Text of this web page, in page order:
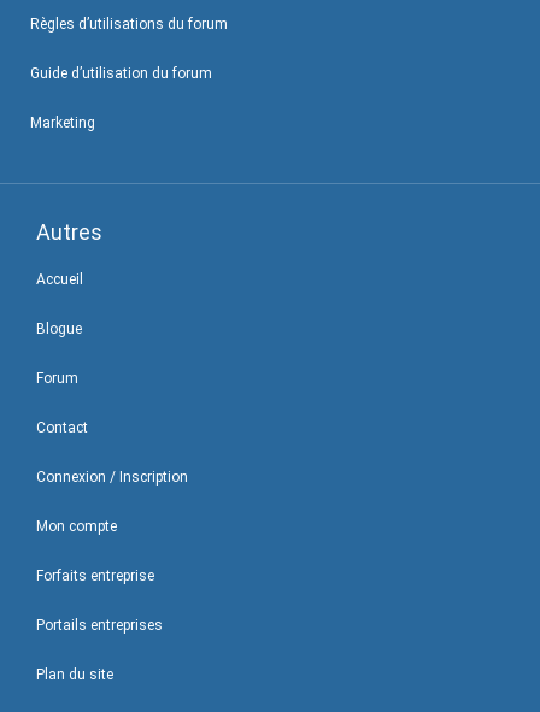
Règles d’utilisations du forum
Guide d’utilisation du forum
Marketing
Autres
Accueil
Blogue
Forum
Contact
Connexion / Inscription
Mon compte
Forfaits entreprise
Portails entreprises
Plan du site